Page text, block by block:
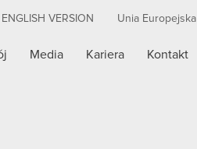
ENGLISH VERSION Unia Europejska
Media Kariera Kontakt